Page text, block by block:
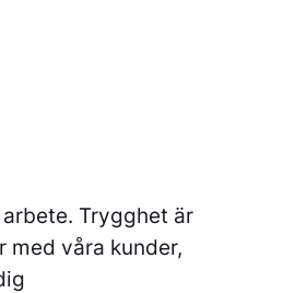
Trygghet är
med våra kunder,